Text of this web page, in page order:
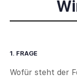
1. FRAGE
Wofür steht der